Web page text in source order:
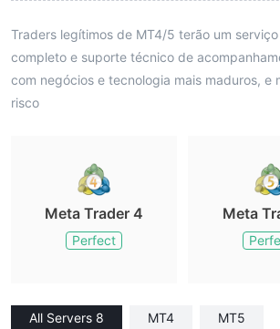
Traders legítimos de MT4/5 terão um
completo e suporte técnico de
com negócios e tecnologia mais maduros, e
risco
Meta Trader 4
Perfect
Meta
All Servers 8 MT4 MT5